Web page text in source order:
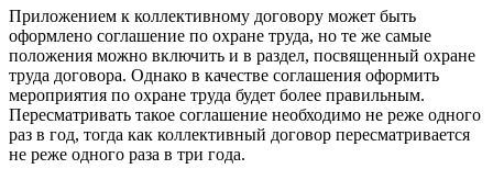
Приложением к коллективному договору может быть
оформлено соглашение по охране труда, но те же самые
положения можно включить и в раздел, посвященный охране
труда договора. Однако в качестве соглашения оформить
мероприятия по охране труда будет более правильным.
Пересматривать такое соглашение необходимо не реже одного
раз в год, тогда как коллективный договор пересматривается
не реже одного раза в три года.